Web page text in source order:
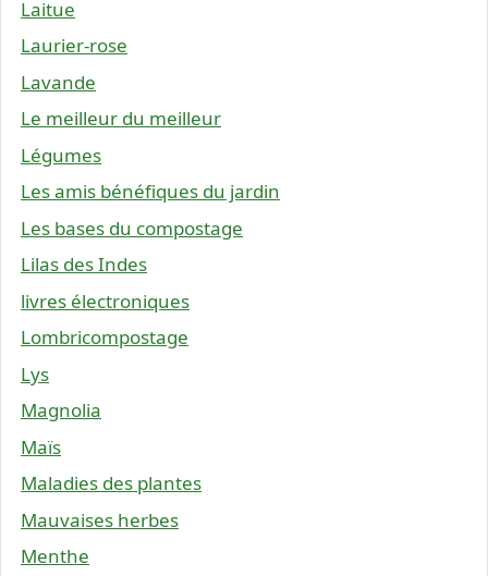
Laitue
Laurier-rose
Lavande
Le meilleur du meilleur
Légumes
Les amis bénéfiques du jardin
Les bases du compostage
Lilas des Indes
livres électroniques
Lombricompostage
Lys
Magnolia
Maïs
Maladies des plantes
Mauvaises herbes
Menthe